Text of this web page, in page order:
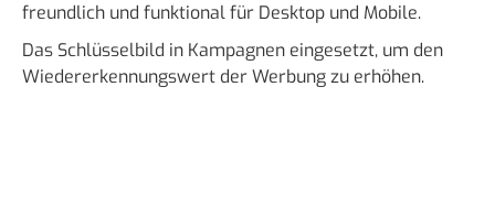
freundlich und funktional für Desktop und Mobile.
Das Schlüsselbild in Kampagnen eingesetzt, um den
Wiedererkennungswert der Werbung zu erhöhen.